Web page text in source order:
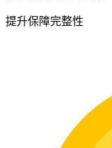
提升保障完整性